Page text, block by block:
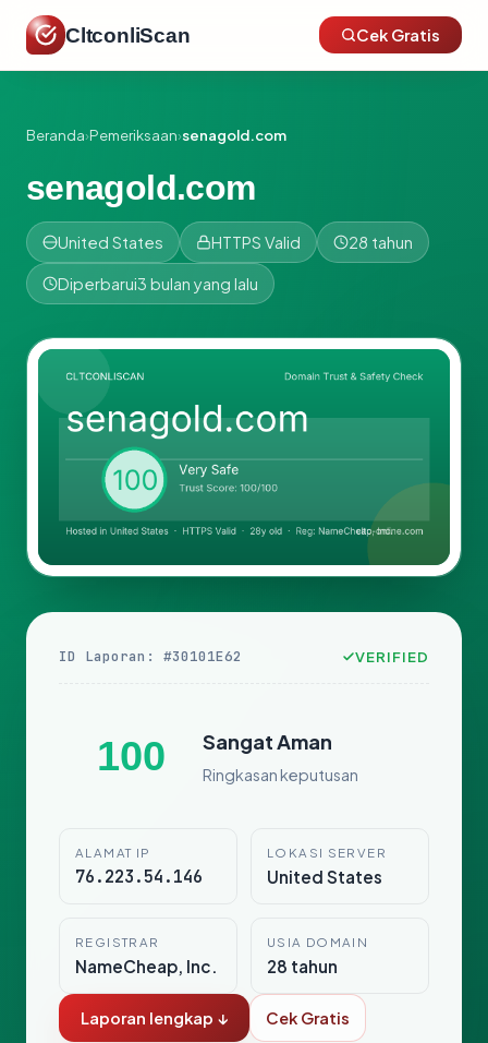
CltconliScan Cek Gratis
Beranda›Pemeriksaan›senagold.com
senagold.com
United States HTTPS Valid 28 tahun
Diperbarui3 bulan yang lalu
ID Laporan: #30101E62 VERIFIED
100 Sangat Aman
Ringkasan keputusan
ALAMAT IP
76.223.54.146
LOKASI SERVER
United States
REGISTRAR
NameCheap, Inc.
USIA DOMAIN
28 tahun
Laporan lengkap ↓ Cek Gratis